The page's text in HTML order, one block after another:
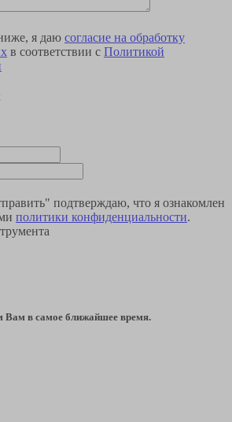
я даю согласие на обработку
в соответствии с Политикой
подтверждаю, что я ознакомлен
политики конфиденциальности.
Вам в самое ближайшее время.